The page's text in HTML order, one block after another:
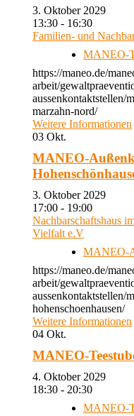
3. Oktober 2029
13:30 - 16:30
Familien- und
MANEO-
https://maneo.de/
arbeit/
aussenkontaktstellen/
marzahn-nord/
Weitere Informationen
03 Okt.
MANEO-
3. Oktober 2029
17:00 - 19:00
Nachbarschaftshaus
Vielfalt e.V
MANEO-
https://maneo.de/
arbeit/
aussenkontaktstellen/
hohenschoenhausen/
Weitere Informationen
04 Okt.
MANEO-
4. Oktober 2029
18:30 - 20:30
MANEO-